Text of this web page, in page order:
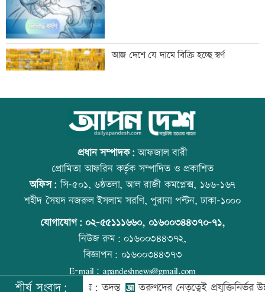
নোয়াখালীতে পুকুরে পড়ে শিশুর মৃত্যু
স্বামীর বিরুদ্ধে স্ত্রীর সংবাদ সম্মেলনে
জয়সওয়ালের সঙ্গে মৃণাল ঠাকুরের প্রেমের
গুঞ্জন
ইউএনওদের মানুষের কল্যাণে কাজ করার
আহবান প্রধানমন্ত্রীর
আজ দেশে যে দামে বিক্রি হচ্ছে স্বর্ণ
আজ বিশ্ব বন্ধু দিবস
কোরআন-হাদিসে নামাজ না পড়ার শাস্তি
আজ স্বর্ণ-রুপা যে দামে বিক্রি হচ্ছে
প্রধান সম্পাদক:আফজাল বারী
প্রোমিতা আফরিন কর্তৃক সম্পাদিত ও প্রকাশিত
অফিস:সি-৫০১, ৬ষ্ঠতলা, আল রাজী কমপ্লেক্স, ১৬৬-১৬৭
শহীদ সৈয়দ নজরুল ইসলাম সরণি, পুরানা পল্টন, ঢাকা-১০০০
যোগাযোগ: ০২-৫৫১১১৬৬০, ০১৬০০৩৪৪৩৭০-৭১,
নিউজ রুম:০১৬০০৩৪৪৩৭২,
বিজ্ঞাপন: ০১৬০০৩৪৪৩৭৩
E-mail: apandeshnews@gmail.com
শীর্ষ সংবাদ:
গুম করা হয়: তদন্ত তরুণদের নেতৃত্বেই প্রযুক্তিনির্ভর উন্নয়ন হবে: